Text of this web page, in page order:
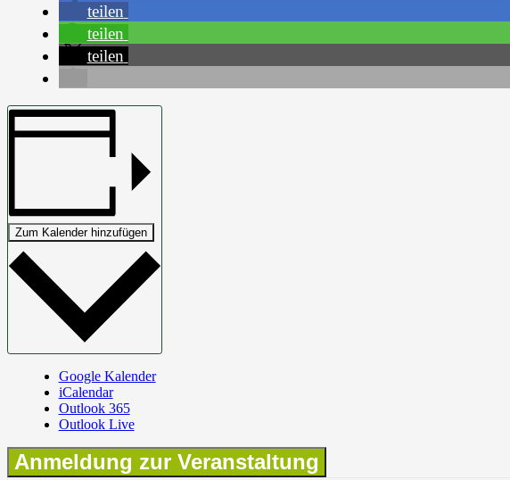
teilen
teilen
teilen
Zum Kalender hinzufügen
Google Kalender
iCalendar
Outlook 365
Outlook Live
Anmeldung zur Veranstaltung